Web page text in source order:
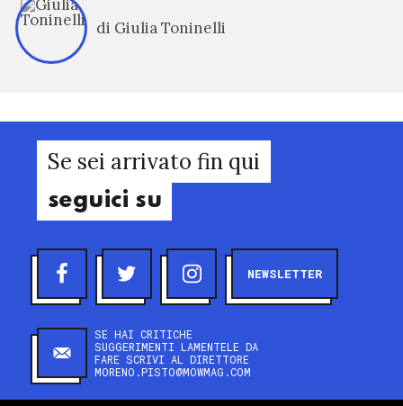
di Giulia Toninelli
Se sei arrivato fin qui
seguici su
NEWSLETTER
SE HAI CRITICHE
SUGGERIMENTI LAMENTELE DA
FARE SCRIVI AL DIRETTORE
MORENO.PISTO@MOWMAG.COM